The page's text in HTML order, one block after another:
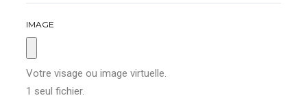
IMAGE
Votre visage ou image virtuelle.
1 seul fichier.